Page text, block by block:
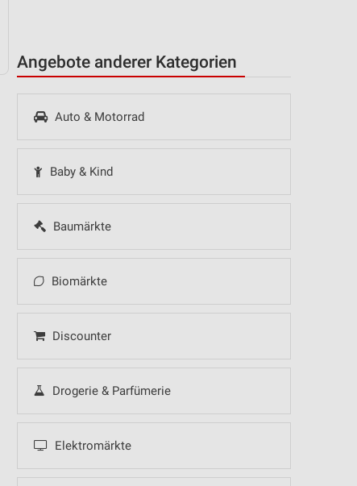
Angebote anderer Kategorien
Auto & Motorrad
Baby & Kind
Baumärkte
Biomärkte
Discounter
Drogerie & Parfümerie
Elektromärkte